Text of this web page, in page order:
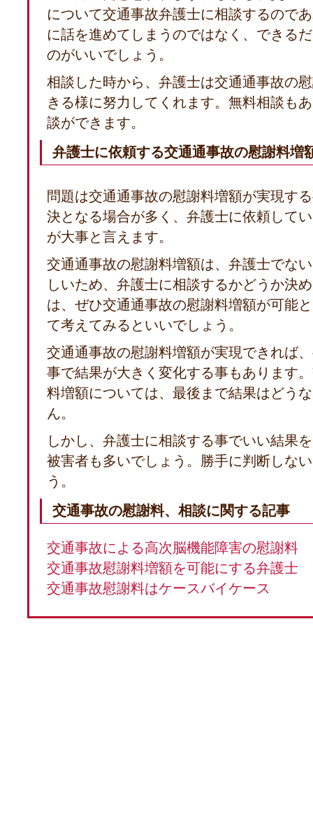
について交通事故弁護士に相談するので
に話を進めてしまうのではなく、できる
のがいいでしょう。
相談した時から、弁護士は交通通事故の
きる様に努力してくれます。無料相談も
談ができます。
弁護士に依頼する交通通事故の慰謝料増
問題は交通通事故の慰謝料増額が実現す
決となる場合が多く、弁護士に依頼して
が大事と言えます。
交通通事故の慰謝料増額は、弁護士でな
しいため、弁護士に相談するかどうか決
は、ぜひ交通通事故の慰謝料増額が可能
て考えてみるといいでしょう。
交通通事故の慰謝料増額が実現できれば
事で結果が大きく変化する事もあります
料増額については、最後まで結果はどう
ん。
しかし、弁護士に相談する事でいい結果
被害者も多いでしょう。勝手に判断しな
う。
交通事故の慰謝料、相談に関する記事
交通事故による高次脳機能障害の慰謝料
交通事故慰謝料増額を可能にする弁護士
交通事故慰謝料はケースバイケース